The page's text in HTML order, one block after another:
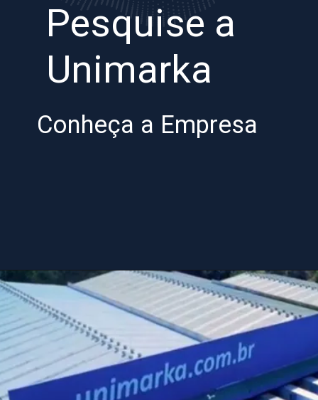
Pesquise a
Unimarka
Conheça a Empresa